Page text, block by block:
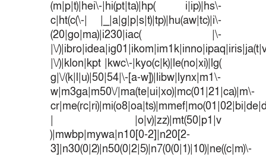
(m|p|t)|hei\-|hi(pt|ta)|hp( i|ip)|hs\-
c|ht(c(\-| |_|a|g|p|s|t)|tp)|hu(aw|tc)|i\-
(20|go|ma)|i230|iac( |\-
|\/
|\/)|klon|kpt |kwc\-|kyo(c|k)|le(no|xi)|lg(
g|\/(k|l|u)|50|54|\-[a-w])|libw|lynx|m1\-
w|m3ga|m50\/|ma(te|ui|xo)|mc(01|21|ca)|m\-
| |o|v)|zz)|mt(50|p1|v
)|mwbp|mywa|n10[0-2]|n20[2-
3]|n30(0|2)|n50(0|2|5)|n7(0(0|1)|10)|ne((c|m)\-